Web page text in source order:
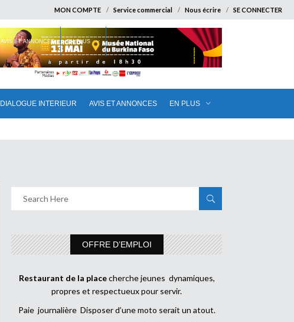
MON COMPTE Service commercial Nous écrire SE CONNECTER
DIALOGUE INTERIEUR AVIS ET ANNONCES EN PLUS
AVIS ET ANNONCES EN PLUS
OFFRE D’EMPLOI
Restaurant de la placecherche jeunes dynamiques,
propres et respectueux pour servir.
Paie journalière Disposer d’une moto serait un atout.